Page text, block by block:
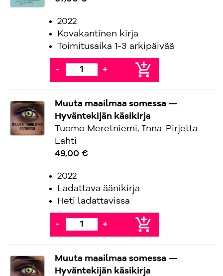
2022
Kovakantinen kirja
Toimitusaika 1-3 arkipäivää
- + add_shopping_cart
Muuta maailmaa somessa —
Hyväntekijän käsikirja
Tuomo Meretniemi, Inna-Pirjetta
Lahti
49,00 €
2022
Ladattava äänikirja
Heti ladattavissa
- + add_shopping_cart
Muuta maailmaa somessa —
Hyväntekijän käsikirja